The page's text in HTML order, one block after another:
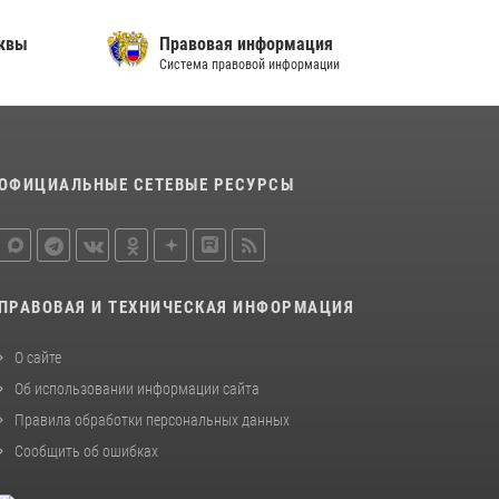
В спецподразделении столичного главка
Росгвардии завершился чемпионат по самбо
15 июля 2026, 14:00 8 1
сотрудников вневедомственной охраны
32-летие (видео)
18 июля 2026, 08:00 8
Правовая информация
Система правовой информации
СЕТЕВЫЕ РЕСУРСЫ
ПРАВОВАЯ И ТЕХНИЧЕСКАЯ ИНФОРМАЦИЯ
О сайте
Об использовании информации сайта
Правила обработки персональных данных
Сообщить об ошибках